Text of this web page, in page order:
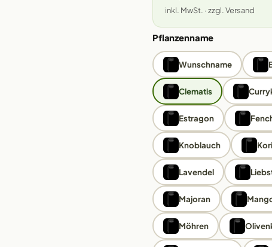
inkl. MwSt. · zzgl. Versand
Pflanzenname
Wunschname
Clematis
Estragon
Knoblauch
Lavendel
Majoran
Möhren